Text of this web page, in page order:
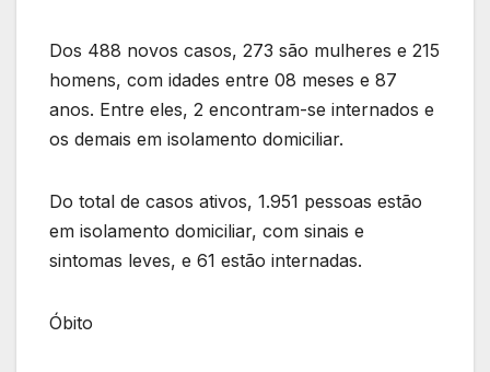
Dos 488 novos casos, 273 são mulheres e 215
homens, com idades entre 08 meses e 87
anos. Entre eles, 2 encontram-se internados e
os demais em isolamento domiciliar.
Do total de casos ativos, 1.951 pessoas estão
em isolamento domiciliar, com sinais e
sintomas leves, e 61 estão internadas.
Óbito